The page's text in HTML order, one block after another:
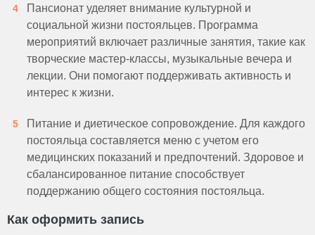
Пансионат уделяет внимание культурной и
социальной жизни постояльцев. Программа
мероприятий включает различные занятия, такие как
творческие мастер-классы, музыкальные вечера и
лекции. Они помогают поддерживать активность и
интерес к жизни.
Питание и диетическое сопровождение. Для каждого
постояльца составляется меню с учетом его
медицинских показаний и предпочтений. Здоровое и
сбалансированное питание способствует
поддержанию общего состояния постояльца.
Как оформить запись